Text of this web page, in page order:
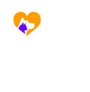
contenido